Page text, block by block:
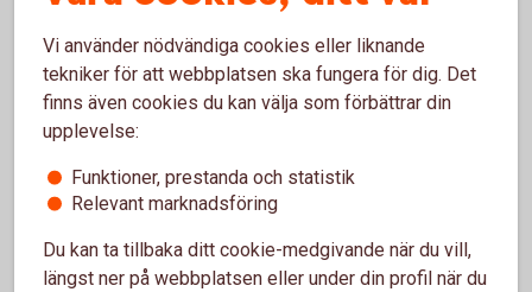
Tillbaka
Paus i pågående
pensionsutbetalning
Vi använder nödvändiga cookies eller liknande
tekniker för att webbplatsen ska fungera för dig. Det
finns även cookies du kan välja som förbättrar din
upplevelse:
Funktioner, prestanda och statistik
Relevant marknadsföring
Du kan ta tillbaka ditt cookie-medgivande när du vill,
längst ner på webbplatsen eller under din profil när du